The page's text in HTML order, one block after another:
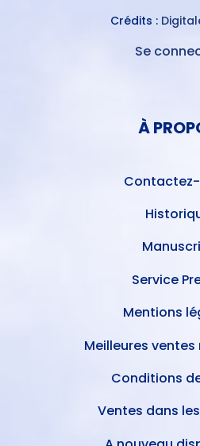
Crédits :
Se
À
Service
Mentions
Meilleures ventes
Conditions
Ventes dans